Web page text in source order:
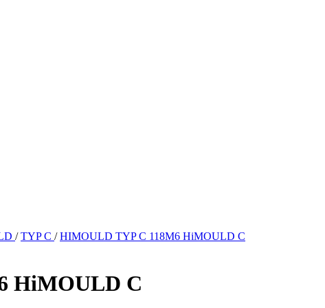
/TYP C /HIMOULD TYP C 118M6 HiMOULD C
HiMOULD C